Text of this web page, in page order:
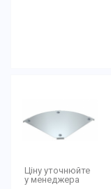
Ціну уточнюйте
у менеджера